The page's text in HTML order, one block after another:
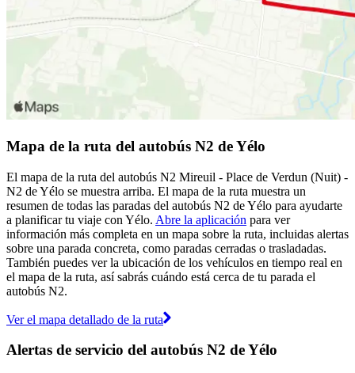
Mapa de la ruta del autobús N2 de Yélo
El mapa de la ruta del autobús N2 Mireuil - Place de Verdun (Nuit) -
N2 de Yélo se muestra arriba. El mapa de la ruta muestra un
resumen de todas las paradas del autobús N2 de Yélo para ayudarte
a planificar tu viaje con Yélo. Abre la aplicación para ver
información más completa en un mapa sobre la ruta, incluidas alertas
sobre una parada concreta, como paradas cerradas o trasladadas.
También puedes ver la ubicación de los vehículos en tiempo real en
el mapa de la ruta, así sabrás cuándo está cerca de tu parada el
autobús N2.
Ver el mapa detallado de la ruta
Alertas de servicio del autobús N2 de Yélo